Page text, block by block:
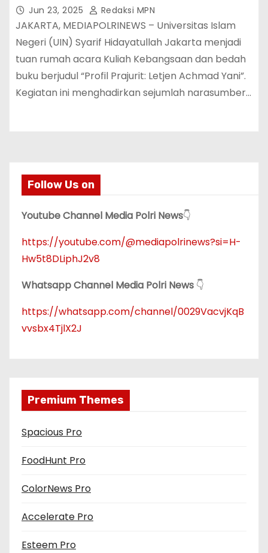
Jakarta
Jun 23, 2025 Redaksi MPN
JAKARTA, MEDIAPOLRINEWS – Universitas Islam
Negeri (UIN) Syarif Hidayatullah Jakarta menjadi
tuan rumah acara Kuliah Kebangsaan dan bedah
buku berjudul “Profil Prajurit: Letjen Achmad Yani”.
Kegiatan ini menghadirkan sejumlah narasumber…
Follow Us on
Youtube Channel Media Polri News👇
https://youtube.com/@mediapolrinews?si=H-
Hw5t8DLiphJ2v8
Whatsapp Channel Media Polri News 👇
https://whatsapp.com/channel/0029VacvjKqB
vvsbx4TjlX2J
Premium Themes
Spacious Pro
FoodHunt Pro
ColorNews Pro
Accelerate Pro
Esteem Pro